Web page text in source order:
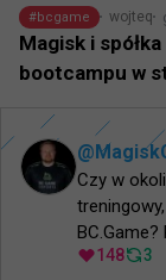
#bcgame wojteq
Magisk i
bootcampu w
@
Czy w
148 3